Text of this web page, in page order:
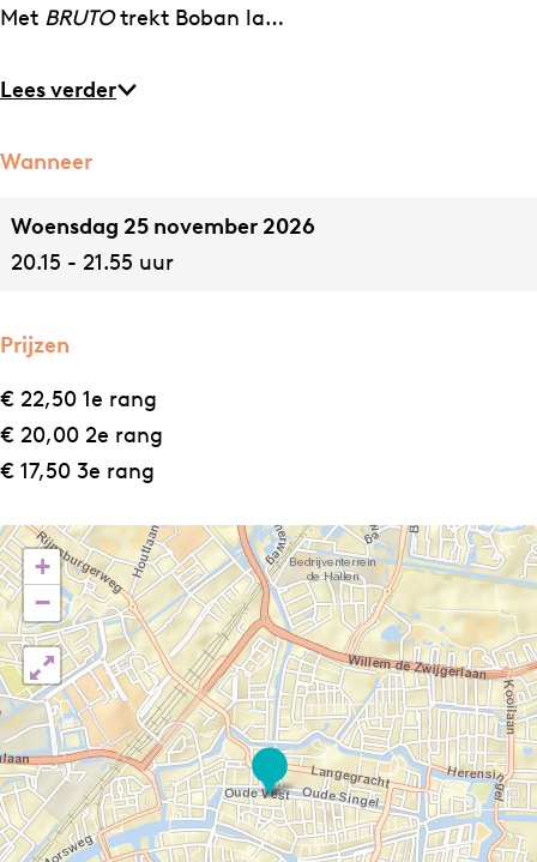
Met BRUTOtrekt Boban la…
Lees verder
Wanneer
Woensdag 25 november 2026
20.15 - 21.55 uur
Prijzen
€ 22,50 1e rang
€ 20,00 2e rang
€ 17,50 3e rang
B
b
a
n
+
−